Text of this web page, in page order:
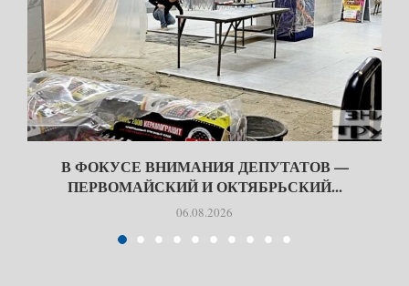
В ФОКУСЕ ВНИМАНИЯ ДЕПУТАТОВ —
ПЕРВОМАЙСКИЙ И ОКТЯБРЬСКИЙ...
06.08.2026